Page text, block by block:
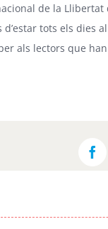
de la Llibertat
tots els dies
als lectors que